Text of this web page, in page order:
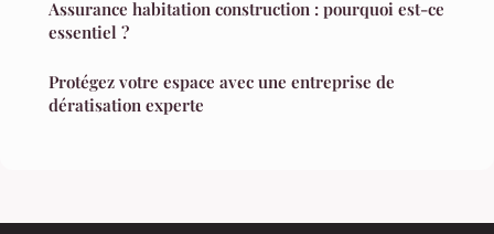
Assurance habitation construction : pourquoi est-ce
essentiel ?
Protégez votre espace avec une entreprise de
dératisation experte